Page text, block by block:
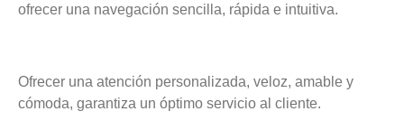
ofrecer una navegación sencilla, rápida e intuitiva.
Ofrecer una atención personalizada, veloz, amable y
cómoda, garantiza un óptimo servicio al cliente.